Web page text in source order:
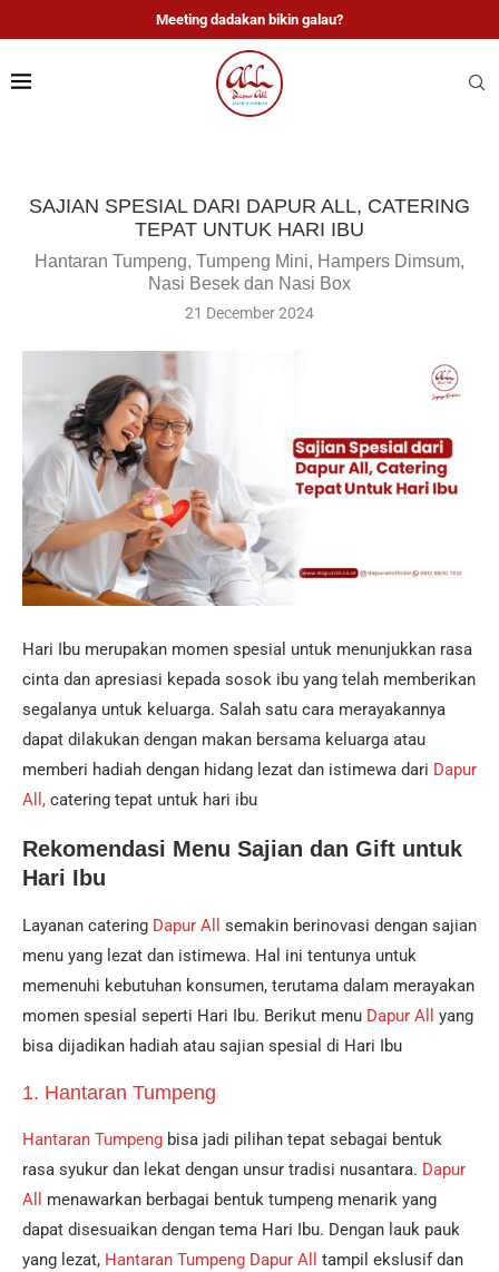
Meeting dadakan bikin galau?
SAJIAN SPESIAL DARI DAPUR ALL, CATERING
TEPAT UNTUK HARI IBU
Hantaran Tumpeng, Tumpeng Mini, Hampers Dimsum,
Nasi Besek dan Nasi Box
21 December 2024
Hari Ibu merupakan momen spesial untuk menunjukkan rasa
cinta dan apresiasi kepada sosok ibu yang telah memberikan
segalanya untuk keluarga. Salah satu cara merayakannya
dapat dilakukan dengan makan bersama keluarga atau
memberi hadiah dengan hidang lezat dan istimewa dari Dapur
All, catering tepat untuk hari ibu
Rekomendasi Menu Sajian dan Gift untuk
Hari Ibu
Layanan catering Dapur All
semakin berinovasi dengan sajian
menu yang lezat dan istimewa. Hal ini tentunya untuk
memenuhi kebutuhan konsumen, terutama dalam merayakan
momen spesial seperti Hari Ibu. Berikut menu Dapur All
yang
bisa dijadikan hadiah atau sajian spesial di Hari Ibu
1. Hantaran Tumpeng
Hantaran Tumpeng bisa jadi pilihan tepat sebagai bentuk
rasa syukur dan lekat dengan unsur tradisi nusantara. Dapur
All
menawarkan berbagai bentuk tumpeng menarik yang
dapat disesuaikan dengan tema Hari Ibu. Dengan lauk pauk
yang lezat, Hantaran Tumpeng Dapur All
tampil ekslusif dan